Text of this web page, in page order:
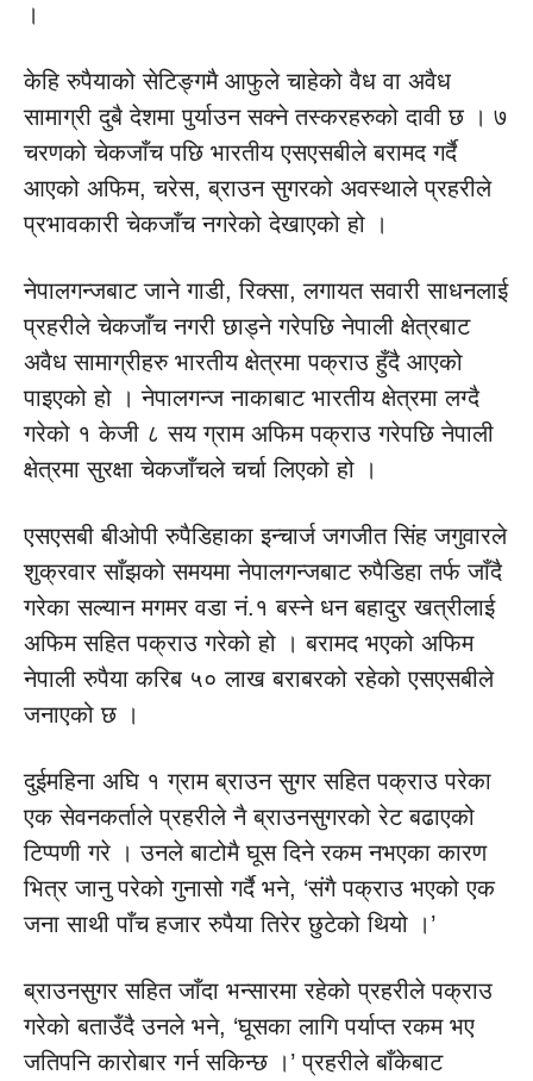
।
केहि रुपैयाको सेटिङ्गमै आफुले चाहेको वैध वा अवैध
सामाग्री दुबै देशमा पुर्याउन सक्ने तस्करहरुको दावी छ । ७
चरणको चेकजाँच पछि भारतीय एसएसबीले बरामद गर्दै
आएको अफिम, चरेस, ब्राउन सुगरको अवस्थाले प्रहरीले
प्रभावकारी चेकजाँच नगरेको देखाएको हो ।
नेपालगन्जबाट जाने गाडी, रिक्सा, लगायत सवारी साधनलाई
प्रहरीले चेकजाँच नगरी छाड्ने गरेपछि नेपाली क्षेत्रबाट
अवैध सामाग्रीहरु भारतीय क्षेत्रमा पक्राउ हुँदै आएको
पाइएको हो । नेपालगन्ज नाकाबाट भारतीय क्षेत्रमा लग्दै
गरेको १ केजी ८ सय ग्राम अफिम पक्राउ गरेपछि नेपाली
क्षेत्रमा सुरक्षा चेकजाँचले चर्चा लिएको हो ।
एसएसबी बीओपी रुपैडिहाका इन्चार्ज जगजीत सिंह जगुवारले
शुक्रवार साँझको समयमा नेपालगन्जबाट रुपैडिहा तर्फ जाँदै
गरेका सल्यान मगमर वडा नं.१ बस्ने धन बहादुर खत्रीलाई
अफिम सहित पक्राउ गरेको हो । बरामद भएको अफिम
नेपाली रुपैया करिब ५० लाख बराबरको रहेको एसएसबीले
जनाएको छ ।
दुईमहिना अघि १ ग्राम ब्राउन सुगर सहित पक्राउ परेका
एक सेवनकर्ताले प्रहरीले नै ब्राउनसुगरको रेट बढाएको
टिप्पणी गरे । उनले बाटोमै घूस दिने रकम नभएका कारण
भित्र जानु परेको गुनासो गर्दै भने, ‘संगै पक्राउ भएको एक
जना साथी पाँच हजार रुपैया तिरेर छुटेको थियो ।’
ब्राउनसुगर सहित जाँदा भन्सारमा रहेको प्रहरीले पक्राउ
गरेको बताउँदै उनले भने, ‘घूसका लागि पर्याप्त रकम भए
जतिपनि कारोबार गर्न सकिन्छ ।’ प्रहरीले बाँकेबाट